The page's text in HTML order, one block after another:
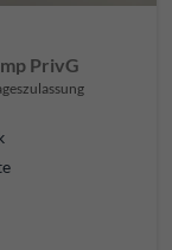
PrivG